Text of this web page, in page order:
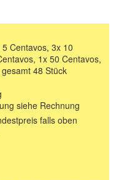
Centavos, 3x 10
1x 50 Centavos,
48 Stück
siehe Rechnung
falls oben